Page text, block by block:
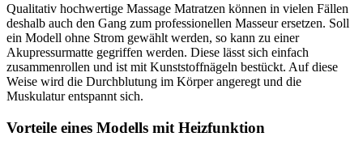
Qualitativ hochwertige Massage Matratzen können in vielen Fällen
deshalb auch den Gang zum professionellen Masseur ersetzen. Soll
ein Modell ohne Strom gewählt werden, so kann zu einer
Akupressurmatte gegriffen werden. Diese lässt sich einfach
zusammenrollen und ist mit Kunststoffnägeln bestückt. Auf diese
Weise wird die Durchblutung im Körper angeregt und die
Muskulatur entspannt sich.
Vorteile eines Modells mit Heizfunktion